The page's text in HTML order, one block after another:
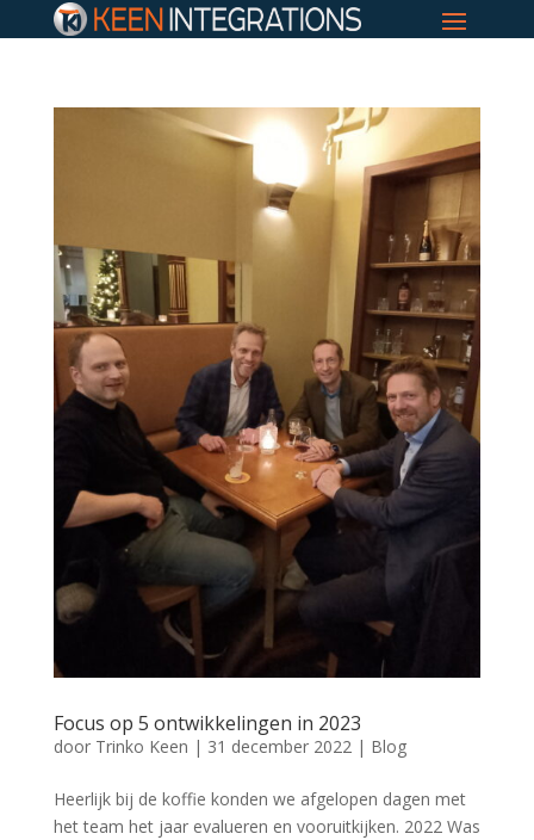
Focus op 5 ontwikkelingen in 2023
door Trinko Keen | 31 december 2022| Blog
Heerlijk bij de koffie konden we afgelopen dagen met
het team het jaar evalueren en vooruitkijken. 2022 Was